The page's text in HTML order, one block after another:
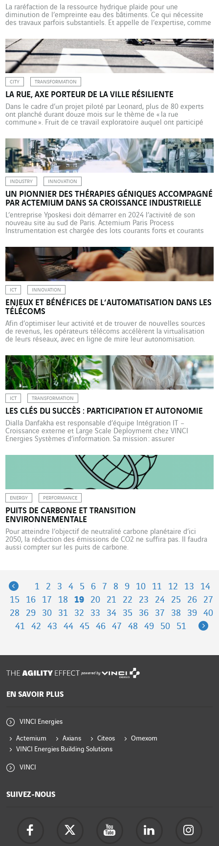
La raréfaction de la ressource hydrique plaide pour une
diminution de l’empreinte eau des bâtiments. Ce qui nécessite
des travaux parfois substantiels. Et appelle de l’expertise, comme
calculateur permettant de déterminer le potentiel de récupération
des eaux dites non conventionnelles (pluie et eaux grises). Dans
[…]
CITY TRANSFORMATION
LA RUE, AXE PORTEUR DE LA VILLE RÉSILIENTE
Dans le cadre d’un projet piloté par Leonard, plus de 80 experts
ont planché durant douze mois sur le thème de « la rue
commune ». Fruit de ce travail exploratoire auquel ont participé
ouvrage éponyme aux Editions Apogée à destination des acteurs
de l’aménagement des territoires. Alors […]
INDUSTRY INNOVATION
UN PIONNIER DES THÉRAPIES GÉNIQUES ACCOMPAGNÉ
PAR ACTEMIUM DANS SA CROISSANCE INDUSTRIELLE
L’entreprise Yposkesi doit démarrer en 2024 l’activité de son
nouveau site au sud de Paris. Actemium Paris Process
Instrumentation est chargée des lots courants forts et courants
les cancers, les maladies du sang, les pathologies
neurodégénératives, génétiques et héréditaires : la thérapie
génique, qui consiste à […]
ICT INNOVATION
ENJEUX ET BÉNÉFICES DE L’AUTOMATISATION DANS LES
TÉLÉCOMS
Afin d’optimiser leur activité et de trouver de nouvelles sources
de revenus, les opérateurs télécoms accélèrent la virtualisation
de leurs réseaux, avec en ligne de mire leur autonomisation.
télécommunications ne sont pas à l’écart du grand mouvement de
l’automatisation. Celle des réseaux, notamment, leur offre de
nombreux avantages […]
ICT TRANSFORMATION
LES CLÉS DU SUCCÈS : PARTICIPATION ET AUTONOMIE
Dialla Danfakha est responsable d’équipe Intégration IT –
Croissance externe et Large Scale Deployment chez VINCI
Energies Systèmes d’information. Sa mission : assurer
échelle de nouvelles solutions et process IT. Pendant dix mois,
Dialla Danfakha a consacré son énergie dans la conception et le
développement d’Intune, […]
ENERGY PERFORMANCE
PUITS DE CARBONE ET TRANSITION
ENVIRONNEMENTALE
Pour atteindre l’objectif de neutralité carbone planétaire d’ici
2050, la réduction des émissions de CO2 ne suffira pas. Il faudra
aussi compter sur les puits de carbone.
Previous
1 2 3 4 5 6 7 8 9 10 11 12 13
14
15
16 17 18 19 20 21 22 23 24 25 26
27
28
29 30 31 32 33 34 35 36 37 38 39
40
41
42 43 44 45 46 47 48 49 50 51
powered by
EN SAVOIR PLUS
VINCI Energies
Actemium Axians Citeos
Omexom
VINCI Energies Building Solutions
VINCI
SUIVEZ-NOUS